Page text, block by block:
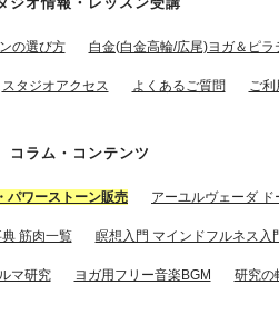
の選び方 白金(白金高輪/広尾)ヨガ＆ピラ
スタジオアクセス よくあるご質問 ご利
コラム・コンテンツ
パワーストーン販売 アーユルヴェーダ ド
筋肉一覧 瞑想入門 マインドフルネス入
マ研究 ヨガ用フリー音楽BGM 研究の